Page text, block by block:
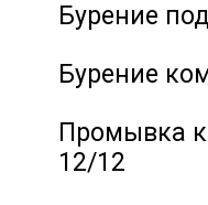
Бурение
Бурение
Промывка
12/12